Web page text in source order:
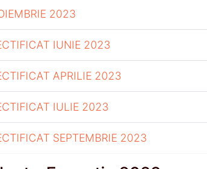
2023
IUNIE 2023
APRILIE 2023
IULIE 2023
SEPTEMBRIE 2023